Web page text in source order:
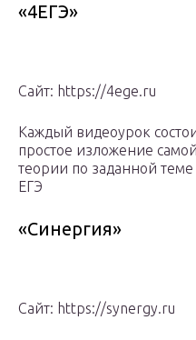
«4ЕГЭ»
Сайт: https://4ege.ru
Каждый видеоурок
простое изложение
теории по заданной
ЕГЭ
«Синергия»
Сайт: https://synergy.ru